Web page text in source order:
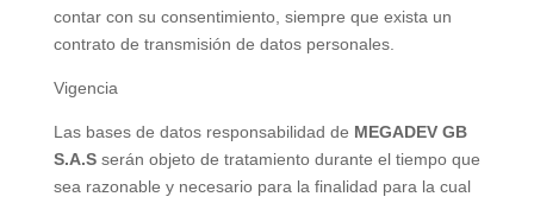
contar con su consentimiento, siempre que exista un
contrato de transmisión de datos personales.
Vigencia
Las bases de datos responsabilidad de MEGADEV GB
S.A.Sserán objeto de tratamiento durante el tiempo que
sea razonable y necesario para la finalidad para la cual